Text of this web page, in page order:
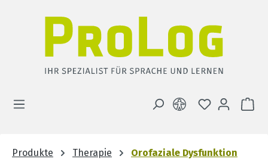
DU HAST 0
Produkte Therapie Orofaziale Dysfunktion